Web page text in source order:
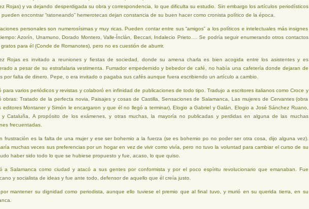
Rojas) y va dejando desperdigada su obra y correspondencia, lo que dificulta su estudio. Sin embargo los artículos periodísticos
encontrar “ratoneando” hemerotecas dejan constancia de su buen hacer como cronista político de la época.
personales son numerosísimas y muy ricas. Pueden contar entre sus “amigos” a los políticos e intelectuales más insignes
Azorín, Unamuno, Dorado Montero, Valle-Ínclán, Beccari, Indalecio Prieto…. Se podría seguir enumerando otros contactos
gratos para él (Conde de Romanotes), pero no es cuestión de aburrir.
Rojas es invitado a reuniones y fiestas de sociedad, donde su amena charla es bien acogida entre los asistentes y es
a pesar de su estrafalaria vestimenta. Fumador empedernido y bebedor de café, no había una cafetería donde dejaran de
por falta de dinero. Pepe, o era invitado o pagaba sus cafés aunque fuera escribiendo un artículo a cambio.
para varios periódicos y revistas y colaboró en infinidad de publicaciones de todo tipo. Tradujo a escritores italianos como Croce y
obras: Tratado de la perfecta novia, Paisajes y cosas de Castilla, Sensaciones de Salamanca, Las mujeres de Cervantes (obra
editores Montaner y Simón le encargaron y que él no llegó a terminar), Elogio a Gabriel y Galán, Elogio a José Sánchez Ruano,
y Cataluña, A propósito de los exámenes, y otras muchas, la mayoría no publicadas y perdidas en alguna de las muchas
frecuentadas.
frustración es la falta de una mujer y ese ser bohemio a la fuerza (se es bohemio po no poder ser otra cosa, dijo alguna vez).
muchas veces sus preferencias por un hogar en vez de vivir como vivía, pero no tuvo la voluntad para cambiar el curso de su
haber sido todo lo que se hubiese propuesto y fue, acaso, lo que quiso.
a Salamanca como ciudad y atacó a sus gentes por conformista y por el poco espíritu revolucionario que emanaban. Fue
y socialista de ideas y fue ante todo, defensor de aquello que él creía justo.
mantener su dignidad como periodista, aunque ello tuviese el premio que al final tuvo, y murió en su querida tierra, en su